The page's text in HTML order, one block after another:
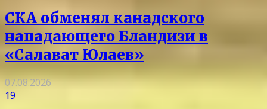
СКА обменял канадского
нападающего Бландизи в
«Салават Юлаев»
07.08.2026
19